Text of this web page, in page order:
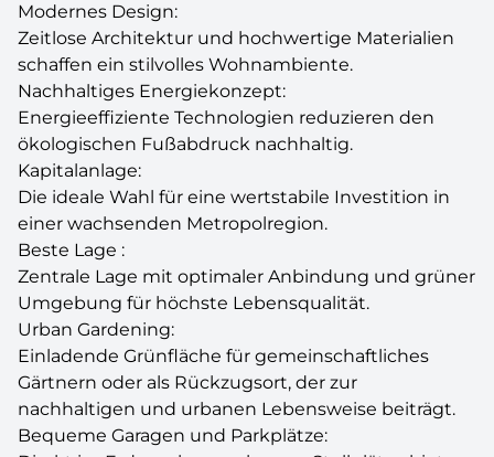
Modernes Design:
Zeitlose Architektur und hochwertige Materialien
schaffen ein stilvolles Wohnambiente.
Nachhaltiges Energiekonzept:
Energieeffiziente Technologien reduzieren den
ökologischen Fußabdruck nachhaltig.
Kapitalanlage:
Die ideale Wahl für eine wertstabile Investition in
einer wachsenden Metropolregion.
Beste Lage :
Zentrale Lage mit optimaler Anbindung und grüner
Umgebung für höchste Lebensqualität.
Urban Gardening:
Einladende Grünfläche für gemeinschaftliches
Gärtnern oder als Rückzugsort, der zur
nachhaltigen und urbanen Lebensweise beiträgt.
Bequeme Garagen und Parkplätze: